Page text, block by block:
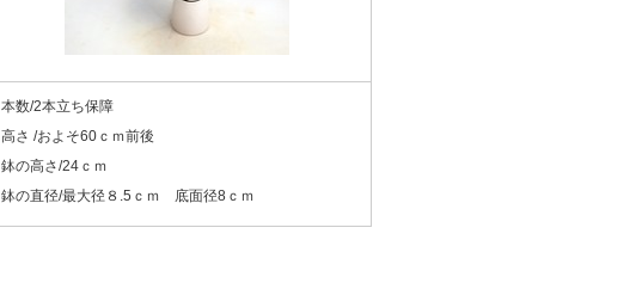
本数/2本立ち保障
高さ /およそ60ｃｍ前後
鉢の高さ/24ｃｍ
鉢の直径/最大径８.5ｃｍ 底面径8ｃｍ